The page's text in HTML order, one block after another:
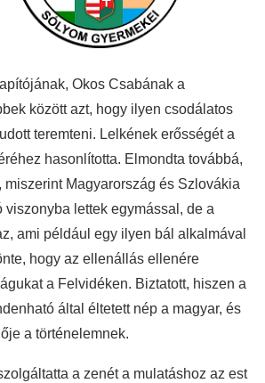
Okos Csabának a
között azt, hogy ilyen csodálatos
teremteni. Lelkének erősségét a
hasonlította. Elmondta továbbá,
miszerint Magyarország és Szlovákia
viszonyba lettek egymással, de a
ami például egy ilyen bál alkalmával
hogy az ellenállás ellenére
a Felvidéken. Biztatott, hiszen a
által éltetett nép a magyar, és
a történelemnek.
a zenét a mulatáshoz az est